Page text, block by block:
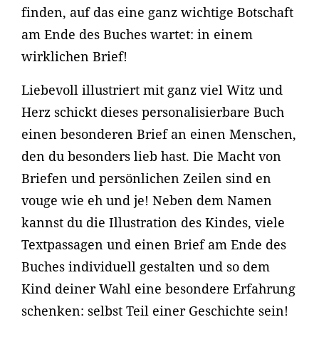
finden, auf das eine ganz wichtige Botschaft
am Ende des Buches wartet: in einem
wirklichen Brief!
Liebevoll illustriert mit ganz viel Witz und
Herz schickt dieses personalisierbare Buch
einen besonderen Brief an einen Menschen,
den du besonders lieb hast. Die Macht von
Briefen und persönlichen Zeilen sind en
vouge wie eh und je! Neben dem Namen
kannst du die Illustration des Kindes, viele
Textpassagen und einen Brief am Ende des
Buches individuell gestalten und so dem
Kind deiner Wahl eine besondere Erfahrung
schenken: selbst Teil einer Geschichte sein!